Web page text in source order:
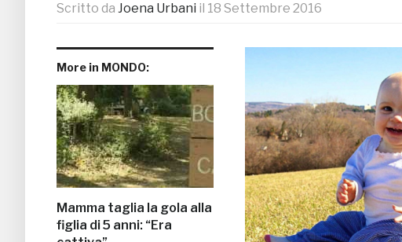
Scritto da Joena Urbani il 18 Settembre 2016
More in MONDO:
Mamma taglia la gola alla
figlia di 5 anni: “Era